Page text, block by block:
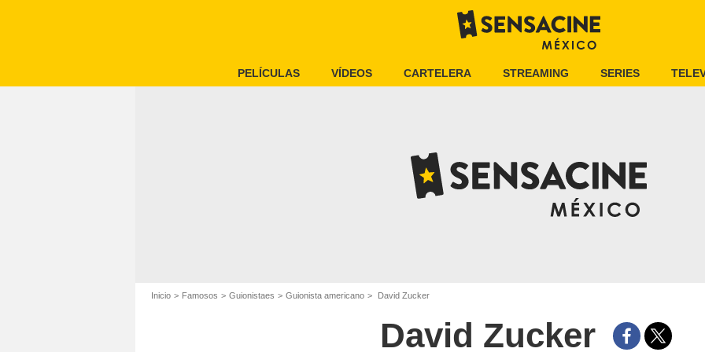
PELÍCULAS VÍDEOS CARTELERA STREAMING SERIES
Inicio Famosos Guionistaes Guionista americano David Zucker
David Zucker